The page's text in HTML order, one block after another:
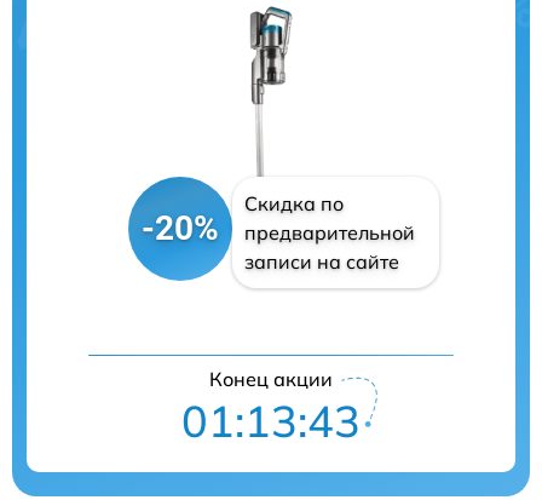
-20%
Скидка по
предварительной
записи на сайте
Конец акции
01:13:42